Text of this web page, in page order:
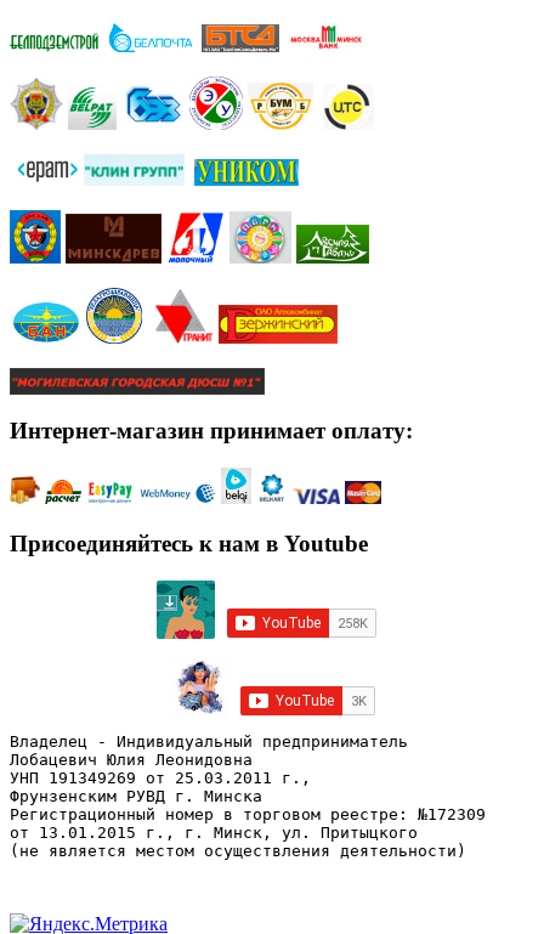
Интернет-магазин принимает оплату:
Присоединяйтесь к нам в Youtube
Владелец - Индивидуальный предприниматель
Лобацевич Юлия Леонидовна
УНП 191349269 от 25.03.2011 г.,
Фрунзенским РУВД г. Минска
Регистрационный номер в торговом реестре: №172309
от 13.01.2015 г., г. Минск, ул. Притыцкого
(не является местом осуществления деятельности)